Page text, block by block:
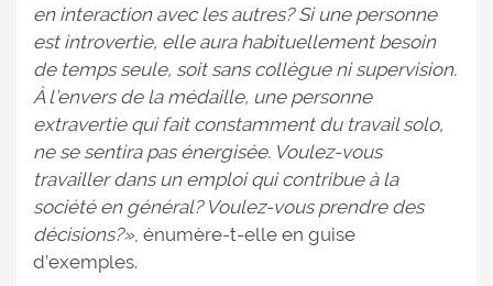
en interaction avec les autres? Si une personne
est introvertie, elle aura habituellement besoin
de temps seule, soit sans collègue ni supervision.
À l’envers de la médaille, une personne
extravertie qui fait constamment du travail solo,
ne se sentira pas énergisée. Voulez-vous
travailler dans un emploi qui contribue à la
société en général? Voulez-vous prendre des
décisions?», énumère-t-elle en guise
d’exemples.